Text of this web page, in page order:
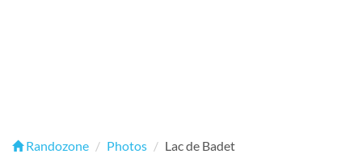
Randozone Photos Lac de Badet